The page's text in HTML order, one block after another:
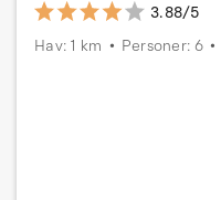
3.88/5
Hav: 1 km
Personer: 6